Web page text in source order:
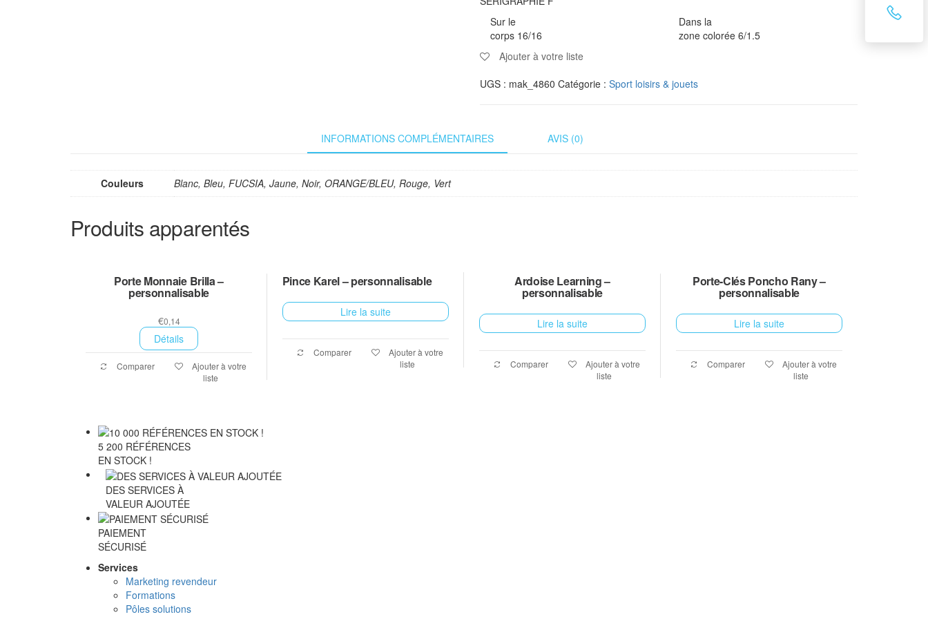
Sur le
corps 16/16
Dans la
zone colorée 6/1.5
Ajouter à votre liste
UGS : mak_4860 Catégorie : Sport loisirs & jouets
INFORMATIONS COMPLÉMENTAIRES AVIS (0)
Couleurs Blanc, Bleu, FUCSIA, Jaune, Noir, ORANGE/BLEU, Rouge, Vert
Produits apparentés
Porte Monnaie Brilla –
personnalisable
€0,14
Détails
Comparer
Ajouter à votre
liste
Pince Karel – personnalisable
Lire la suite
Comparer
Ajouter à votre
liste
Ardoise Learning –
personnalisable
Lire la suite
Comparer
Ajouter à votre
liste
Porte-Clés Poncho Rany –
personnalisable
Lire la suite
Comparer
Ajouter à votre
liste
5 200 RÉFÉRENCES
EN STOCK !
DES SERVICES À
VALEUR AJOUTÉE
PAIEMENT
SÉCURISÉ
Services
Marketing revendeur
Formations
Pôles solutions